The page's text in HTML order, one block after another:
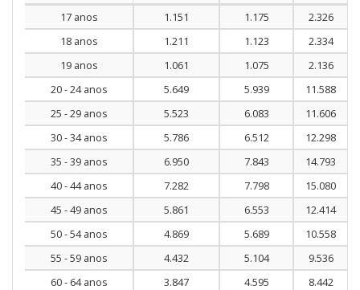
17 anos
1.151 1.175
2.326
18 anos
1.211 1.123
2.334
19 anos
1.061 1.075
2.136
20 - 24 anos
5.649 5.939
11.588
25 - 29 anos
5.523 6.083
11.606
30 - 34 anos
5.786 6.512
12.298
35 - 39 anos
6.950 7.843
14.793
40 - 44 anos
7.282 7.798
15.080
45 - 49 anos
5.861 6.553
12.414
50 - 54 anos
4.869 5.689
10.558
55 - 59 anos
4.432 5.104
9.536
60 - 64 anos
3.847 4.595
8.442